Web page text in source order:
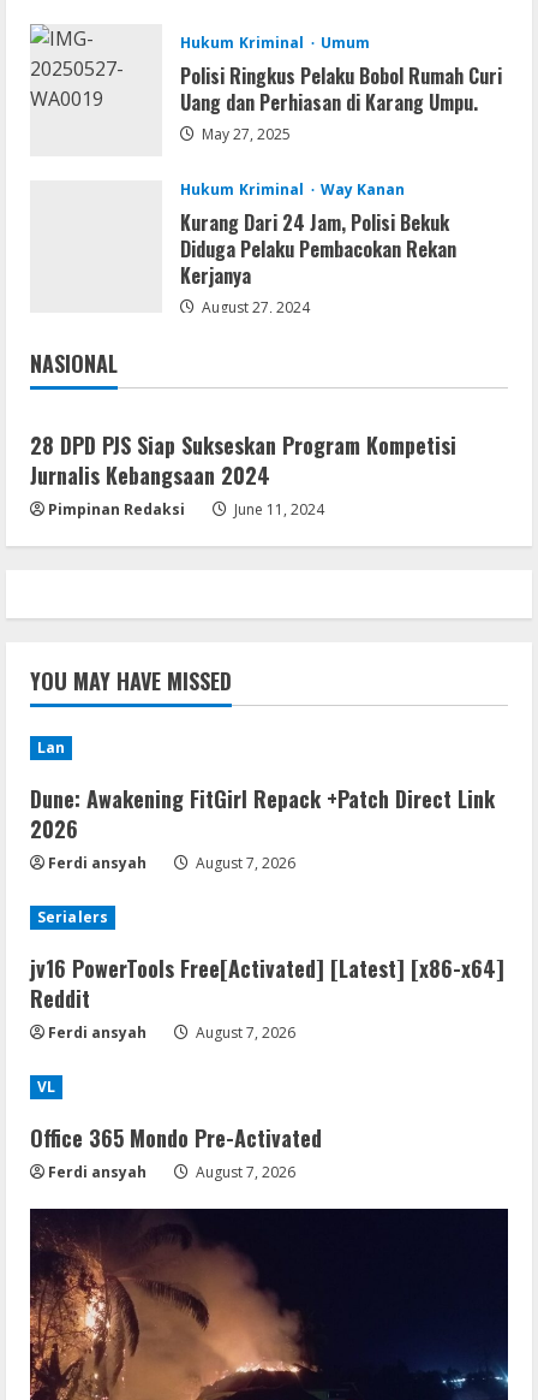
VL
Office 365 Mondo Pre-Activated
Umum
Kemarau Panjang Picu Kebakaran di
Sangkaran Bhakti; Rumah Ibu Yuli
Hangus Dilalap Api
5
[100% Worked] [Windows] 2025
August 7, 2026
Hukum Kriminal Umum
Polisi Ringkus Pelaku Bobol Rumah Curi
Uang dan Perhiasan di Karang Umpu.
May 27, 2025
Hukum Kriminal Way Kanan
Kurang Dari 24 Jam, Polisi Bekuk
Diduga Pelaku Pembacokan Rekan
Kerjanya
August 27, 2024
NASIONAL
Jakarta
28 DPD PJS Siap Sukseskan Program Kompetisi
Jurnalis Kebangsaan 2024
Pimpinan Redaksi June 11, 2024
YOU MAY HAVE MISSED
Lan
Dune: Awakening FitGirl Repack +Patch Direct Link
2026
Ferdi ansyah August 7, 2026
Serialers
jv16 PowerTools Free[Activated] [Latest] [x86-x64]
Reddit
Ferdi ansyah August 7, 2026
VL
Office 365 Mondo Pre-Activated
Ferdi ansyah August 7, 2026